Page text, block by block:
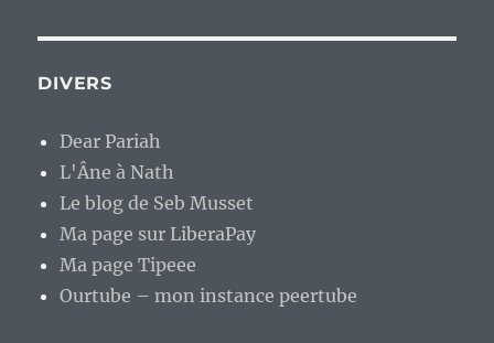
DIVERS
Dear Pariah
L'Âne à Nath
Le blog de Seb Musset
Ma page sur LiberaPay
Ma page Tipeee
Ourtube – mon instance peertube